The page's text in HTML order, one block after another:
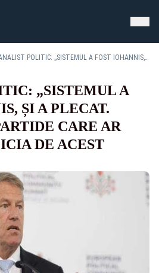
ANALIST POLITIC: „SISTEMUL A FOST IOHANNIS, ȘI A PLECAT. AVEM DOUĂ PARTIDE CARE AR PUTEA BENEFICIA DE ACEST LUCRU”
„SISTEMUL A
ȘI A PLECAT.
CARE AR
DE ACEST